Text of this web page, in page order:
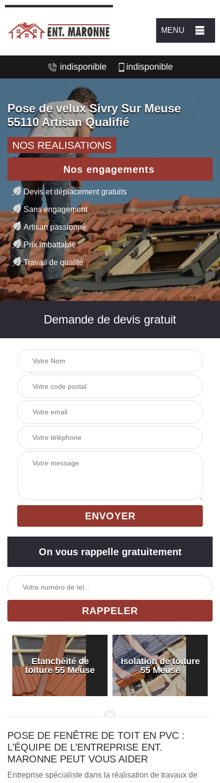
MENU
indisponible indisponible
Pose de velux Sivry Sur Meuse
55110 Artisan Qualifié
NOS REALISATIONS
Nos engagements
Devis et déplacement gratuits
Sans engagement
Artisan passionné
Prix imbattable
Travail de qualité
Demande de devis gratuit
On vous rappelle gratuitement
Etanchéité de
toiture 55 Meuse
Isolation de toiture
55 Meuse
POSE DE FENÊTRE DE TOIT EN PVC :
L’ÉQUIPE DE L’ENTREPRISE ENT.
MARONNE PEUT VOUS AIDER
Entreprise spécialiste dans la réalisation de travaux de